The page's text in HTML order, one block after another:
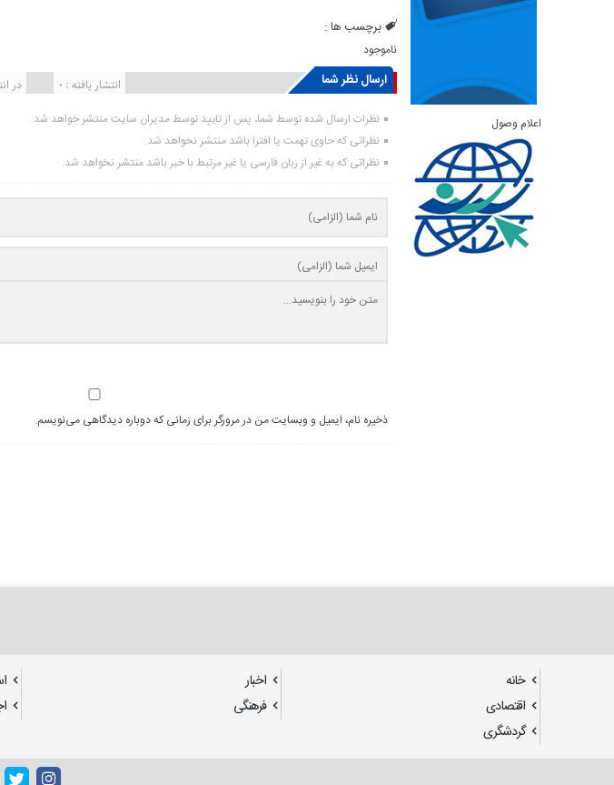
برچسب ها :
ناموجود
ارسال نظر شما در انتشار یافته : ۰
نظرات ارسال شده توسط شما، پس از تایید توسط مدیران سایت منتشر خواهد شد.
نظراتی که حاوی تهمت یا افترا باشد منتشر نخواهد شد.
نظراتی که به غیر از زبان فارسی یا غیر مرتبط با خبر باشد منتشر نخواهد شد.
ذخیره نام، ایمیل و وبسایت من در مرورگر برای زمانی که دوباره دیدگاهی می‌نویسم.
اعلام وصول
خانه اخبار
اقتصادی
فرهنگی
گردشگری